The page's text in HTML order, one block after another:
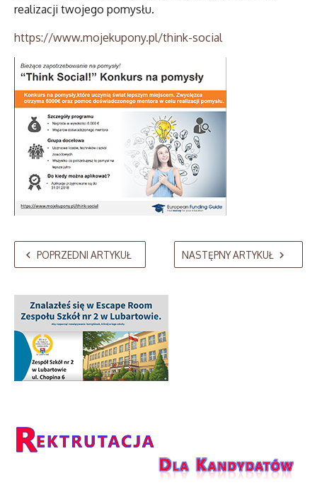
realizacji twojego pomysłu.
https://www.mojekupony.pl/think-social
POPRZEDNI ARTYKUŁ NASTĘPNY ARTYKUŁ